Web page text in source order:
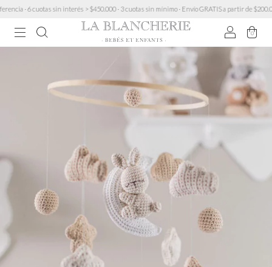
· 6 cuotas sin interés > $450.000 · 3 cuotas sin mínimo · Envío GRATIS a partir de $200.000
0